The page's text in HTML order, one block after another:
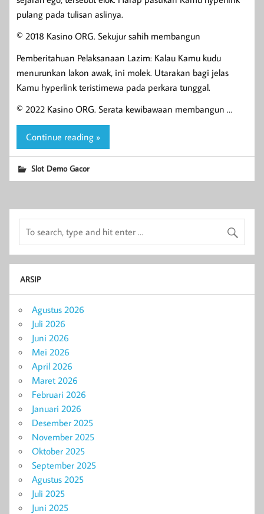
pulang pada tulisan aslinya.
© 2018 Kasino ORG. Sekujur sahih membangun
Pemberitahuan Pelaksanaan Lazim: Kalau Kamu kudu
menurunkan lakon awak, ini molek. Utarakan bagi jelas
Kamu hyperlink teristimewa pada perkara tunggal.
© 2022 Kasino ORG. Serata kewibawaan membangun …
Continue reading »
Slot Demo Gacor
ARSIP
Agustus 2026
Juli 2026
Juni 2026
Mei 2026
April 2026
Maret 2026
Februari 2026
Januari 2026
Desember 2025
November 2025
Oktober 2025
September 2025
Agustus 2025
Juli 2025
Juni 2025